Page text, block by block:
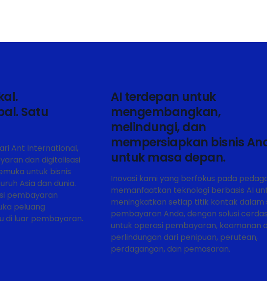
Satu
Ant International,
dan digitalisasi
untuk bisnis
Asia dan dunia.
pembayaran
peluang
di luar pembayaran.
AI terdepan untuk
mengembangkan,
melindungi, dan
mempersiapkan bisnis
untuk masa depan.
Inovasi kami yang berfokus pada
memanfaatkan teknologi berbasis AI
meningkatkan setiap titik kontak dalam
pembayaran Anda, dengan solusi cerdas
untuk operasi pembayaran, keamanan
perlindungan dari penipuan, perutean,
perdagangan, dan pemasaran.